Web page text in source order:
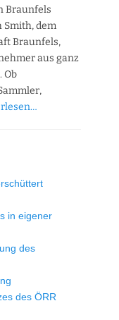
Braunfels
Smith, dem
Braunfels,
aus ganz
Ob
in eigener
des
des ÖRR